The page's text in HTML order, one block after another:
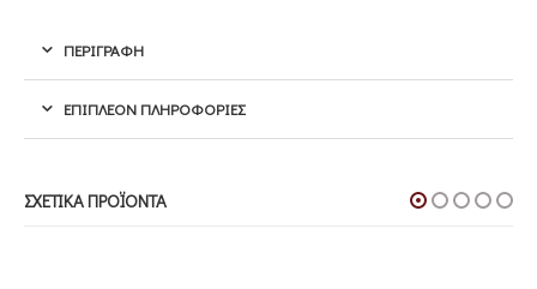
ΠΕΡΙΓΡΑΦΉ
ΕΠΙΠΛΈΟΝ ΠΛΗΡΟΦΟΡΊΕΣ
ΣΧΕΤΙΚΆ ΠΡΟΪΌΝΤΑ